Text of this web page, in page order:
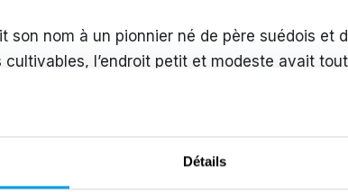
Détails
son nom à un pionnier né de père suédois et
l’endroit petit et modeste avait
Il avait terminé le lycée, était heureux avec
Remy, fabricant de pièces de moteur pour
ville.
bouleverser. Bud traversa l’Atlantique pour